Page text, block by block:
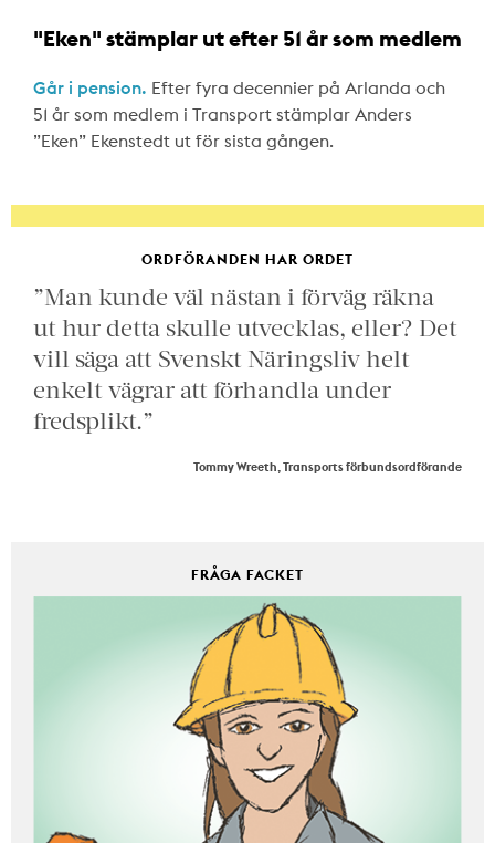
"Eken" stämplar ut efter 51 år som medlem
Går i pension. Efter fyra decennier på Arlanda och
51 år som medlem i Transport stämplar Anders
”Eken” Ekenstedt ut för sista gången.
ORDFÖRANDEN HAR ORDET
”Man kunde väl nästan i förväg räkna
ut hur detta skulle utvecklas, eller? Det
vill säga att Svenskt Näringsliv helt
enkelt vägrar att förhandla under
fredsplikt.”
Tommy Wreeth, Transports förbundsordförande
FRÅGA FACKET